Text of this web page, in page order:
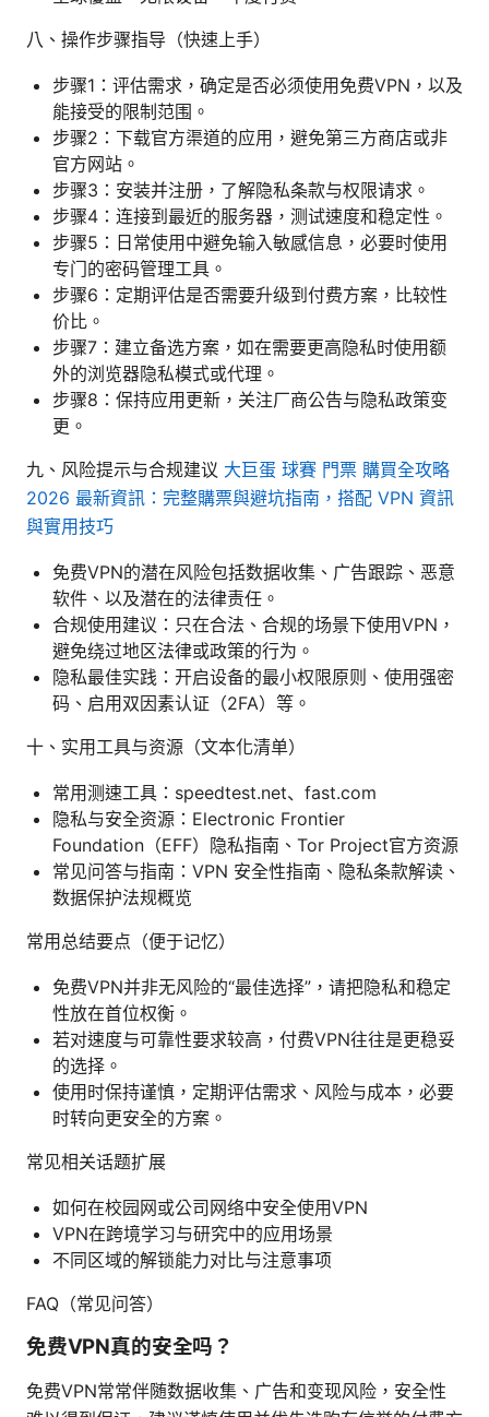
八、操作步骤指导（快速上手）
步骤1：评估需求，确定是否必须使用免费VPN，以及
能接受的限制范围。
步骤2：下载官方渠道的应用，避免第三方商店或非
官方网站。
步骤3：安装并注册，了解隐私条款与权限请求。
步骤4：连接到最近的服务器，测试速度和稳定性。
步骤5：日常使用中避免输入敏感信息，必要时使用
专门的密码管理工具。
步骤6：定期评估是否需要升级到付费方案，比较性
价比。
步骤7：建立备选方案，如在需要更高隐私时使用额
外的浏览器隐私模式或代理。
步骤8：保持应用更新，关注厂商公告与隐私政策变
更。
九、风险提示与合规建议 大巨蛋 球賽 門票 購買全攻略
2026 最新資訊：完整購票與避坑指南，搭配 VPN 資訊
與實用技巧
免费VPN的潜在风险包括数据收集、广告跟踪、恶意
软件、以及潜在的法律责任。
合规使用建议：只在合法、合规的场景下使用VPN，
避免绕过地区法律或政策的行为。
隐私最佳实践：开启设备的最小权限原则、使用强密
码、启用双因素认证（2FA）等。
十、实用工具与资源（文本化清单）
常用测速工具：speedtest.net、fast.com
隐私与安全资源：Electronic Frontier
Foundation（EFF）隐私指南、Tor Project官方资源
常见问答与指南：VPN 安全性指南、隐私条款解读、
数据保护法规概览
常用总结要点（便于记忆）
免费VPN并非无风险的“最佳选择”，请把隐私和稳定
性放在首位权衡。
若对速度与可靠性要求较高，付费VPN往往是更稳妥
的选择。
使用时保持谨慎，定期评估需求、风险与成本，必要
时转向更安全的方案。
常见相关话题扩展
如何在校园网或公司网络中安全使用VPN
VPN在跨境学习与研究中的应用场景
不同区域的解锁能力对比与注意事项
FAQ（常见问答）
免费VPN真的安全吗？
免费VPN常常伴随数据收集、广告和变现风险，安全性